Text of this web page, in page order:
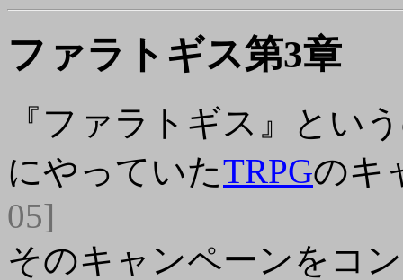
ファラトギス第3章
『ファラトギス』とい
にやっていたTRPGのキ
05]
そのキャンペーンをコ